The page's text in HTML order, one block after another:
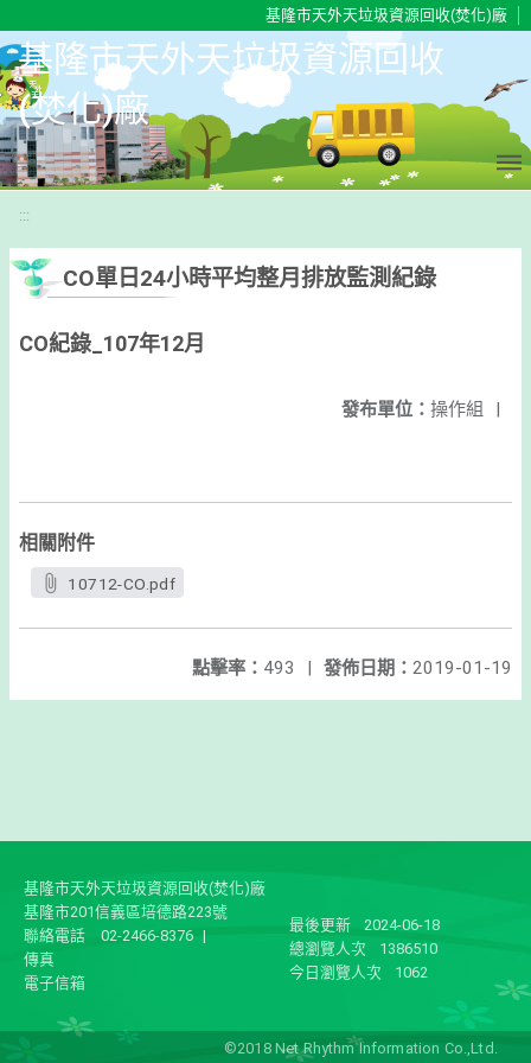
基隆市天外天垃圾資源回收(焚化)廠
基隆市天外天垃圾資源回收
(焚化)廠
:::
CO單日24小時平均整月排放監測紀錄
CO紀錄_107年12月
發布單位： 操作組 |
相關附件
10712-CO.pdf
發佈日期： 2019-01-19
點擊率： 493 |
基隆市天外天垃圾資源回收(焚化)廠
基隆市201信義區培德路223號
聯絡電話
02-2466-8376 |
傳真
電子信箱
最後更新
2024-06-18
總瀏覽人次
1386510
今日瀏覽人次
1062
©2018 Net Rhythm Information Co.,Ltd.